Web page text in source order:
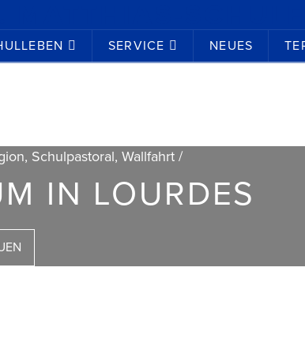
SERVICE NEUES
Schulpastoral, Wallfahrt /
IN LOURDES